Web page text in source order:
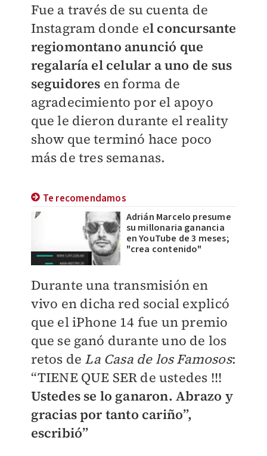
Fue a través de su cuenta de
Instagram donde el concursante
regiomontano anunció que
regalaría el celular a uno de sus
seguidores en forma de
agradecimiento por el apoyo
que le dieron durante el reality
show que terminó hace poco
más de tres semanas.
Te recomendamos
Adrián Marcelo presume
su millonaria ganancia
en YouTube de 3 meses;
"crea contenido"
Durante una transmisión en
vivo en dicha red social explicó
que el iPhone 14 fue un premio
que se ganó durante uno de los
retos de La Casa de los Famosos:
“TIENE QUE SER de ustedes !!!
Ustedes se lo ganaron. Abrazo y
gracias por tanto cariño”,
escribió”